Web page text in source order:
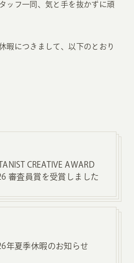
ッフ一同、気と手を抜かずに頑
暇につきまして、以下のとおり
CREATIVE AWARD
審査員賞を受賞しました
年夏季休暇のお知らせ